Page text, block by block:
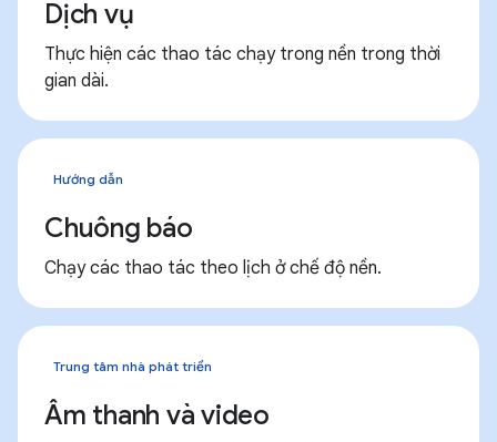
Dịch vụ
Thực hiện các thao tác chạy trong nền trong thời
gian dài.
Hướng dẫn
Chuông báo
Chạy các thao tác theo lịch ở chế độ nền.
Trung tâm nhà phát triển
Âm thanh và video